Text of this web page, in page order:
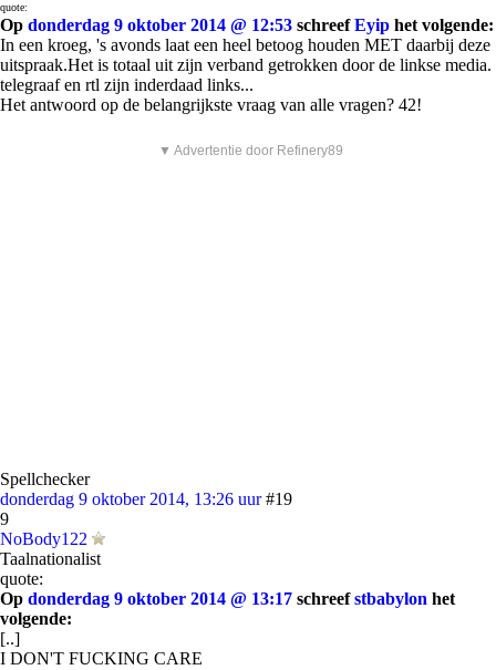
quote:
Op donderdag 9 oktober 2014 @ 12:53 schreefEyip het volgende:
In een kroeg, 's avonds laat een heel betoog houden MET daarbij deze
uitspraak.Het is totaal uit zijn verband getrokken door de linkse media.
telegraaf en rtl zijn inderdaad links...
Het antwoord op de belangrijkste vraag van alle vragen? 42!
▼ Advertentie door Refinery89
Spellchecker
donderdag 9 oktober 2014, 13:26 uur #19
9
NoBody122
Taalnationalist
quote:
Op donderdag 9 oktober 2014 @ 13:17 schreefstbabylon het
volgende:
[..]
I DON'T FUCKING CARE